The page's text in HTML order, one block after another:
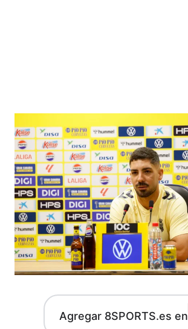
Agregar 8SPORTS.es en